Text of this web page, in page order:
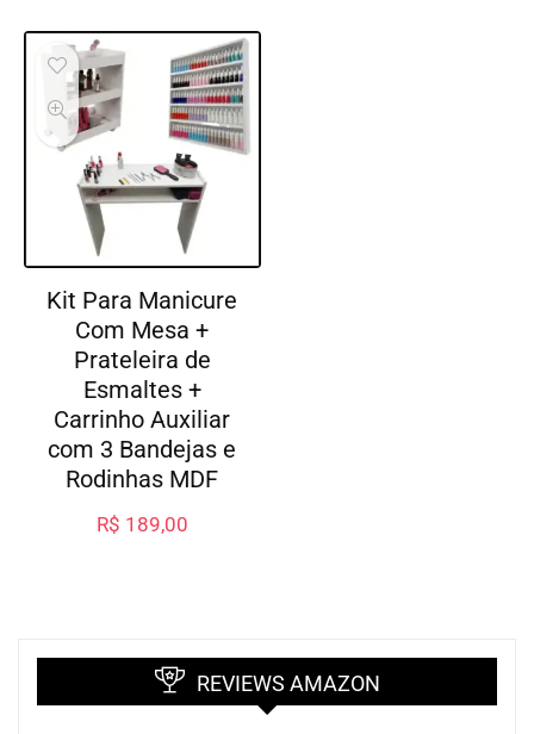
Kit Para Manicure
Com Mesa +
Prateleira de
Esmaltes +
Carrinho Auxiliar
com 3 Bandejas e
Rodinhas MDF
R$ 189,00
REVIEWS AMAZON